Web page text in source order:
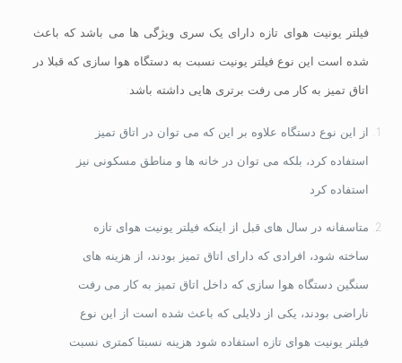
فیلتر یونیت هوای تازه دارای یک سری ویژگی ها می باشد که باعث
شده است این نوع فیلتر یونیت نسبت به دستگاه هوا سازی که قبلا در
اتاق تمیز به کار می رفت برتری هایی داشته باشد:
از این نوع دستگاه علاوه بر این که می توان در اتاق تمیز
استفاده کرد، بلکه می توان در خانه ها و مناطق مسکونی نیز
استفاده کرد
متاسفانه در سال های قبل از اینکه فیلتر یونیت هوای تازه
ساخته شود، افرادی که دارای اتاق تمیز بودند، از هزینه های
سنگین دستگاه هوا سازی که داخل اتاق تمیز به کار می رفت
ناراضی بودند، یکی از دلایلی که باعث شده است از این نوع
فیلتر یونیت هوای تازه استفاده شود هزینه نسبتا کمتری نسبت